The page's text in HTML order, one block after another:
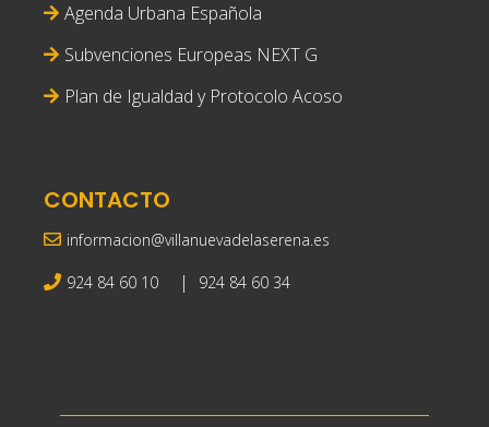
Agenda Urbana Española
Subvenciones Europeas NEXT G
Plan de Igualdad y Protocolo Acoso
CONTACTO
informacion@villanuevadelaserena.es
924 84 60 10 | 924 84 60 34